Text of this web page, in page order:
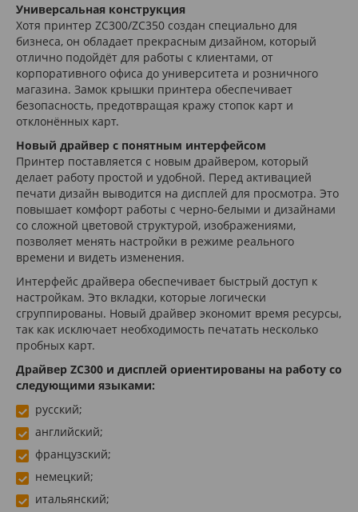
Универсальная конструкция
Хотя принтер ZC300/ZC350 создан специально для
бизнеса, он обладает прекрасным дизайном, который
отлично подойдёт для работы с клиентами, от
корпоративного офиса до университета и розничного
магазина. Замок крышки принтера обеспечивает
безопасность, предотвращая кражу стопок карт и
отклонённых карт.
Новый драйвер с понятным интерфейсом
Принтер поставляется с новым драйвером, который
делает работу простой и удобной. Перед активацией
печати дизайн выводится на дисплей для просмотра. Это
повышает комфорт работы с черно-белыми и дизайнами
со сложной цветовой структурой, изображениями,
позволяет менять настройки в режиме реального
времени и видеть изменения.
Интерфейс драйвера обеспечивает быстрый доступ к
настройкам. Это вкладки, которые логически
сгруппированы. Новый драйвер экономит время ресурсы,
так как исключает необходимость печатать несколько
пробных карт.
Драйвер ZC300 и дисплей ориентированы на работу со
следующими языками:
русский;
английский;
французский;
немецкий;
итальянский;